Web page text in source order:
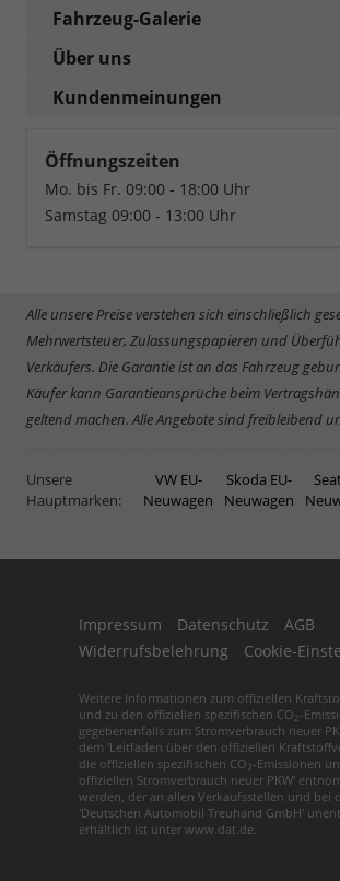
Fahrzeug-Galerie
Über uns
Kundenmeinungen
Öffnungszeiten
Mo. bis Fr. 09:00 - 18:00 Uhr
Samstag 09:00 - 13:00 Uhr
Alle unsere Preise verstehen sich einschließlich
Mehrwertsteuer, Zulassungspapieren und
Verkäufers. Die Garantie ist an das Fahrzeug
Käufer kann Garantieansprüche beim
geltend machen. Alle Angebote sind freibleibend
Unsere
Hauptmarken:
VW EU-
Neuwagen
Skoda EU-
Neuwagen
Impressum Datenschutz
AGB
Widerrufsbelehrung
Cookie-
Weitere Informationen zum offiziellen
und zu den offiziellen spezifischen CO2 -
gegebenenfalls zum Stromverbrauch neuer
dem 'Leitfaden über den offiziellen
die offiziellen spezifischen CO2 -Emissionen
offiziellen Stromverbrauch neuer PKW'
werden, der an allen Verkaufsstellen und bei
'Deutschen Automobil Treuhand GmbH'
erhältlich ist unter www.dat.de.